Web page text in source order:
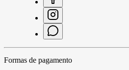
Formas de pagamento